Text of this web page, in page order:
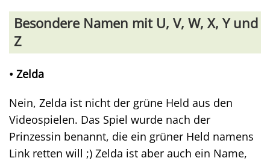
Besondere Namen mit U, V, W, X, Y und
Z
• Zelda
Nein, Zelda ist nicht der grüne Held aus den
Videospielen. Das Spiel wurde nach der
Prinzessin benannt, die ein grüner Held namens
Link retten will ;) Zelda ist aber auch ein Name,